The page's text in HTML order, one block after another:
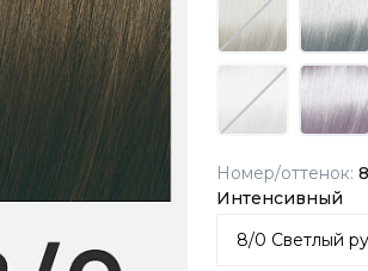
Номер/оттенок:
Интенсивный